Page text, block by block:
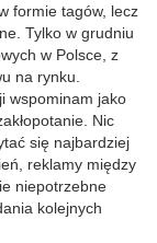
formie tagów, lecz
Tylko w grudniu
w Polsce, z
na rynku.
wspominam jako
Nic
się najbardziej
reklamy między
niepotrzebne
kolejnych